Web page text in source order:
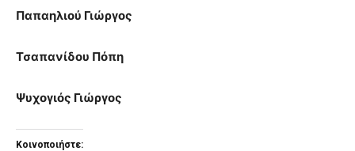
Παπαηλιού Γιώργος
Τσαπανίδου Πόπη
Ψυχογιός Γιώργος
Κοινοποιήστε: